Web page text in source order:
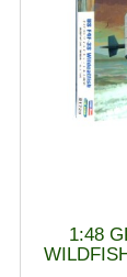
1:48 1:48